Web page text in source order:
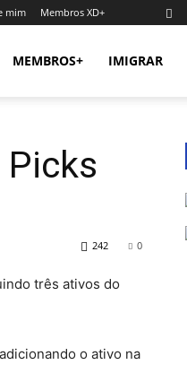
mim Membros XD+
MEMBROS+ IMIGRAR
0
242
três ativos do
o ativo na